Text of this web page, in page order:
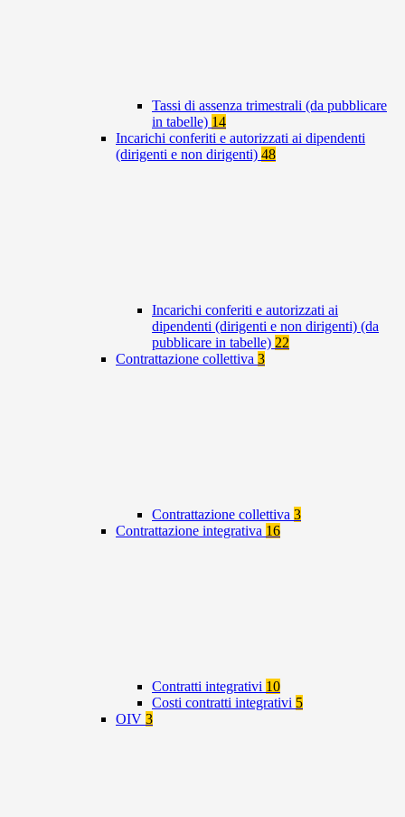
Tassi di assenza trimestrali (da pubblicare
in tabelle) 14
Incarichi conferiti e autorizzati ai dipendenti
(dirigenti e non dirigenti) 48
Incarichi conferiti e autorizzati ai
dipendenti (dirigenti e non dirigenti) (da
pubblicare in tabelle) 22
Contrattazione collettiva 3
Contrattazione collettiva 3
Contrattazione integrativa 16
Contratti integrativi 10
Costi contratti integrativi 5
OIV 3